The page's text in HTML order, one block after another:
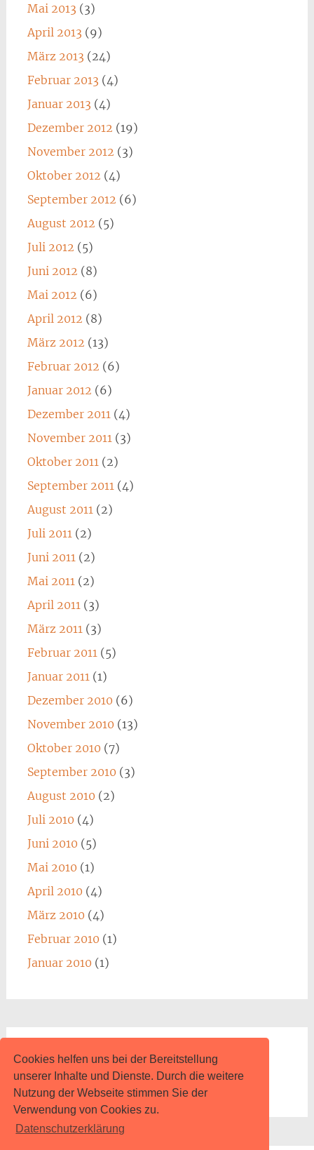
Cookies helfen uns bei der Bereitstellung
unserer Inhalte und Dienste. Durch die weitere
Nutzung der Webseite stimmen Sie der
Verwendung von Cookies zu.
Datenschutzerklärung
Mai 2013 (3)
April 2013 (9)
März 2013 (24)
Februar 2013 (4)
Januar 2013 (4)
Dezember 2012 (19)
November 2012 (3)
Oktober 2012 (4)
September 2012 (6)
August 2012 (5)
Juli 2012 (5)
Juni 2012 (8)
Mai 2012 (6)
April 2012 (8)
März 2012 (13)
Februar 2012 (6)
Januar 2012 (6)
Dezember 2011 (4)
November 2011 (3)
Oktober 2011 (2)
September 2011 (4)
August 2011 (2)
Juli 2011 (2)
Juni 2011 (2)
Mai 2011 (2)
April 2011 (3)
März 2011 (3)
Februar 2011 (5)
Januar 2011 (1)
Dezember 2010 (6)
November 2010 (13)
Oktober 2010 (7)
September 2010 (3)
August 2010 (2)
Juli 2010 (4)
Juni 2010 (5)
Mai 2010 (1)
April 2010 (4)
März 2010 (4)
Februar 2010 (1)
Januar 2010 (1)
Impressum
www.content.de